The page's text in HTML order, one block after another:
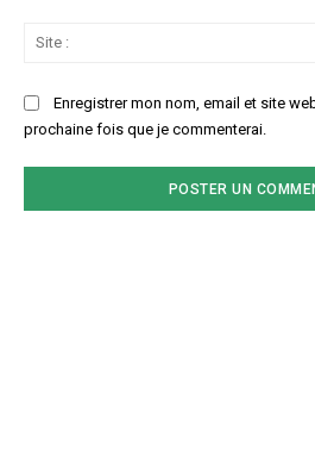
Enregistrer mon nom, email et site
prochaine fois que je commenterai.